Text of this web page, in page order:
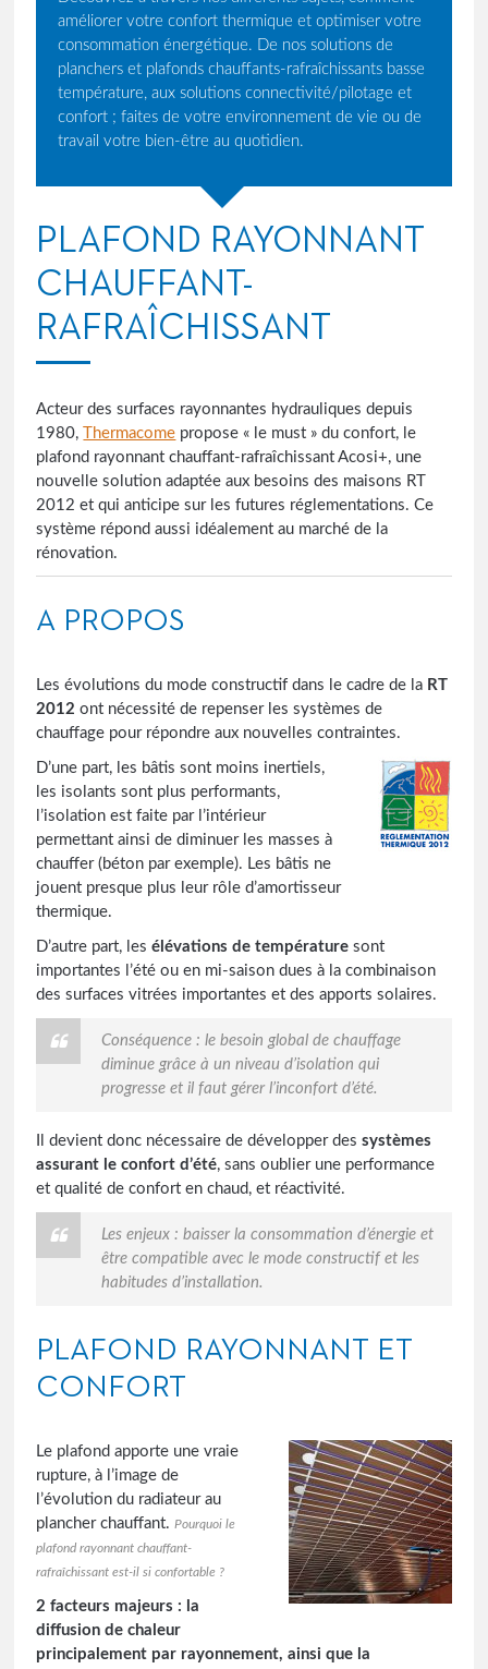
améliorer votre confort thermique et optimiser votre
consommation énergétique. De nos solutions de
planchers et plafonds chauffants-rafraîchissants basse
température, aux solutions connectivité/pilotage et
confort ; faites de votre environnement de vie ou de
travail votre bien-être au quotidien.
PLAFOND RAYONNANT
CHAUFFANT-
RAFRAÎCHISSANT
Acteur des surfaces rayonnantes hydrauliques depuis
1980,
Thermacome propose « le must » du confort, le
plafond rayonnant chauffant-rafraîchissant Acosi+, une
nouvelle solution adaptée aux besoins des maisons RT
2012 et qui anticipe sur les futures réglementations. Ce
système répond aussi idéalement au marché de la
rénovation.
A PROPOS
Les évolutions du mode constructif dans le cadre de la RT
2012 ont nécessité de repenser les systèmes de
chauffage pour répondre aux nouvelles contraintes.
D’une part, les bâtis sont moins inertiels,
les isolants sont plus performants,
l’isolation est faite par l’intérieur
permettant ainsi de diminuer les masses à
chauffer (béton par exemple). Les bâtis ne
jouent presque plus leur rôle d’amortisseur
thermique.
D’autre part, lesélévations de température sont
importantes l’été ou en mi-saison dues à la combinaison
des surfaces vitrées importantes et des apports solaires.
Conséquence : le besoin global de chauffage
diminue grâce à un niveau d’isolation qui
progresse et il faut gérer l’inconfort d’été.
Il devient donc nécessaire de développer dessystèmes
assurant le confort d’été, sans oublier une performance
et qualité de confort en chaud, et réactivité.
Les enjeux : baisser la consommation d’énergie et
être compatible avec le mode constructif et les
habitudes d’installation.
PLAFOND RAYONNANT ET
CONFORT
Le plafond apporte une vraie
rupture, à l’image de
l’évolution du radiateur au
plancher chauffant.Pourquoi le
plafond rayonnant chauffant-
rafraîchissant est-il si confortable ?
2 facteurs majeurs : la
diffusion de chaleur
principalement par rayonnement, ainsi que la